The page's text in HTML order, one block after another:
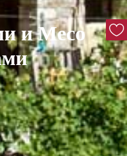
и Месо